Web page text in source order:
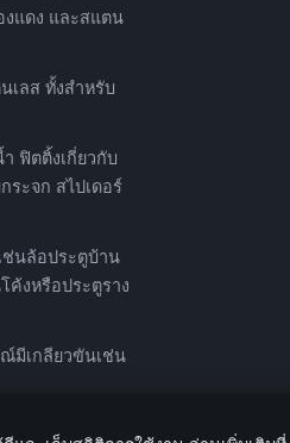
งแดง และสแตน
เลส ทั้งสำหรับ
ฟิตติ้งเกี่ยวกับ
ะจก สไปเดอร์
ช่นล้อประตูบ้าน
ค้งหรือประตูราง
มีเกลียวขันเช่น